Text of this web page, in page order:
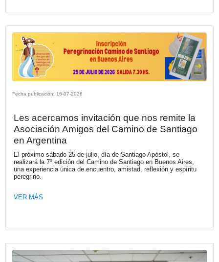
Fecha publicación: 23-07-2026
bienvenida a su nuevo socio
generación de oportunidades creada por Claudio
VER MÁS